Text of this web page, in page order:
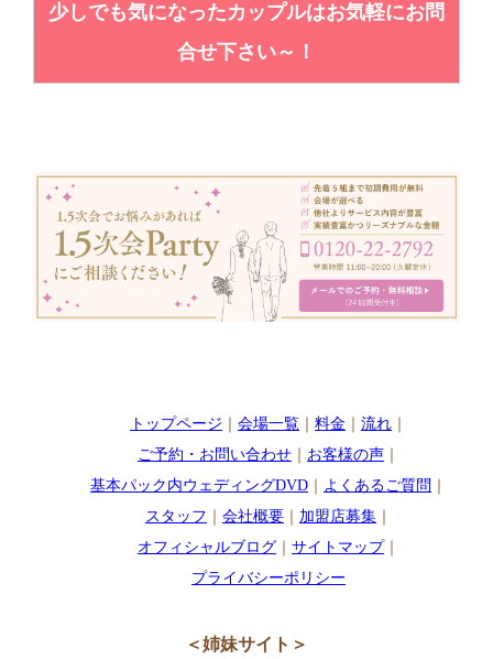
少しでも気になったカップルはお気軽にお問
合せ下さい～！
トップページ ｜ 会場一覧｜ 料金 ｜ 流れ｜
ご予約・お問い合わせ｜ お客様の声｜
基本パック内ウェディングDVD｜ よくあるご質問 ｜
スタッフ ｜ 会社概要｜ 加盟店募集｜
オフィシャルブログ｜ サイトマップ｜
プライバシーポリシー
＜姉妹サイト＞